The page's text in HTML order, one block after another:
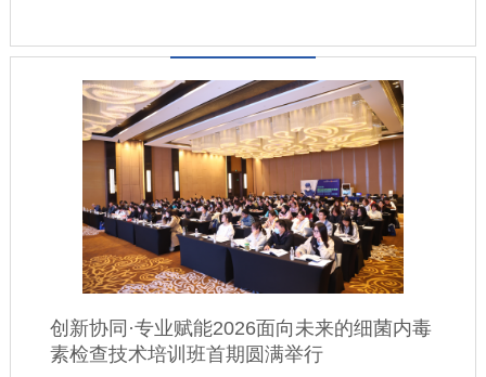
创新协同·专业赋能2026面向未来的细菌内毒
素检查技术培训班首期圆满举行